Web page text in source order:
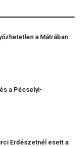
a Mátrában
a Pécselyi-
Erdészetnél esett a